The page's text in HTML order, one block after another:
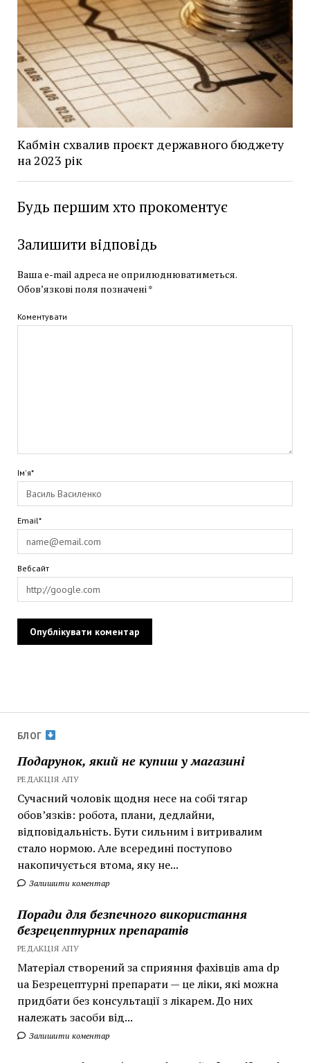
БЛОГ
Подарунок, який не купиш у магазині
РЕДАКЦІЯ АПУ
Сучасний чоловік щодня несе на собі тягар
обов’язків: робота, плани, дедлайни,
відповідальність. Бути сильним і витривалим
стало нормою. Але всередині поступово
накопичується втома, яку не...
Залишити коментар
Поради для безпечного використання
безрецептурних препаратів
РЕДАКЦІЯ АПУ
Матеріал створений за сприяння фахівців ama dp
ua Безрецептурні препарати — це ліки, які можна
придбати без консультації з лікарем. До них
належать засоби від...
Залишити коментар
Кабмін схвалив проєкт державного бюджету
на 2023 рік
Будь першим хто прокоментує
Залишити відповідь
Ваша e-mail адреса не оприлюднюватиметься.
Обов’язкові поля позначені*
Коментувати
Ім'я*
Email*
Вебсайт